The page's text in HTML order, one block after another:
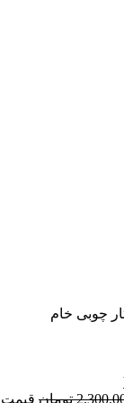
چوبی خام
تومان قیمت اصلی: